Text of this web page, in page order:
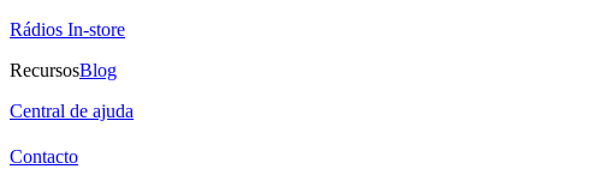
Rádios In-store
RecursosBlog
Central de ajuda
Contacto